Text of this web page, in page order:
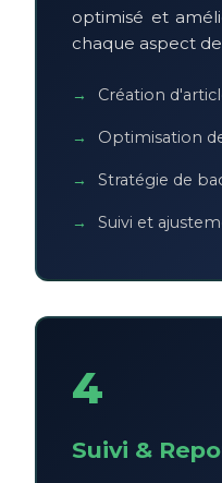
optimisé et
chaque aspect
Création
Optimisation
Stratégie de
Suivi et
4
Suivi &